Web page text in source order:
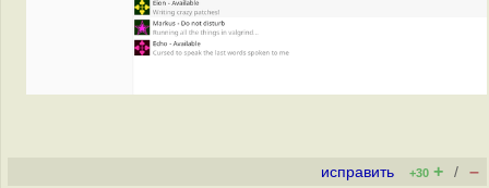
исправить +30 + / –